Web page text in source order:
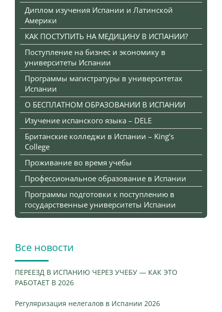
Диплом изучения Испании и Латинской
Америки
КАК ПОСТУПИТЬ НА МЕДИЦИНУ В ИСПАНИИ?
Поступление на бизнес и экономику в
университеты Испании
Программы магистратуры в университетах
Испании
О БЕСПЛАТНОМ ОБРАЗОВАНИИ В ИСПАНИИ
Изучение испанского языка – DELE
Британские колледжи в Испании – King’s
College
Проживание во время учебы
Профессиональное образование в Испании
Программы подготовки к поступлению в
государственные университеты Испании
Все новости
ПЕРЕЕЗД В ИСПАНИЮ ЧЕРЕЗ УЧЕБУ — КАК ЭТО
РАБОТАЕТ В 2026
Регуляризация нелегалов в Испании 2026